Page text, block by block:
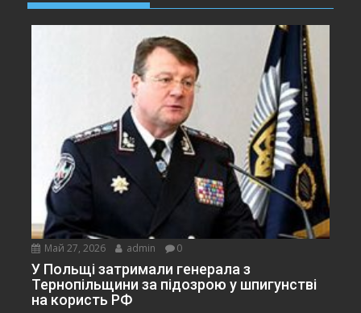
Май 27, 2026 admin 0
У Польщі затримали генерала з
Тернопільщини за підозрою у шпигунстві
на користь РФ